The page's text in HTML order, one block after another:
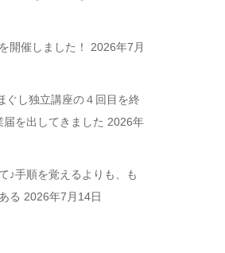
開催しました！
2026年7月
ぐし独立講座の４回目を終
届を出してきました 2026年
♪手順を覚えるよりも、も
る 2026年7月14日